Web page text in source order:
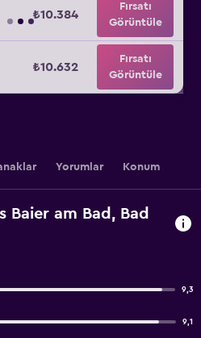
₺10.384
Fırsatı
Görüntüle
₺10.632
Fırsatı
Görüntüle
Yorumlar Konum
Baier am Bad, Bad
9,3
9,1